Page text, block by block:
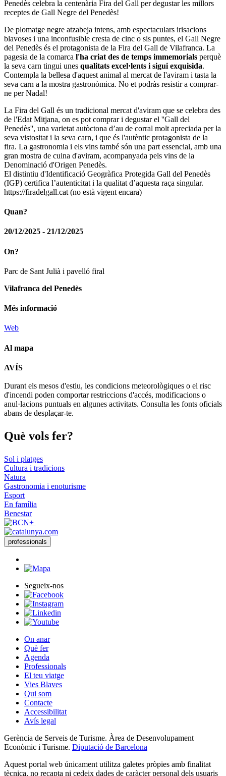
Penedès celebra la centenària Fira del Gall per degustar les millors
receptes de Gall Negre del Penedès!
De plomatge negre atzabeja intens, amb espectaculars irisacions
blavoses i una inconfusible cresta de cinc o sis puntes, el Gall Negre
del Penedès és el protagonista de la Fira del Gall de Vilafranca. La
pagesia de la comarca l'ha criat des de temps immemorials perquè
la seva carn tingui unes qualitats excel·lents i sigui exquisida.
Contempla la bellesa d'aquest animal al mercat de l'aviram i tasta la
seva carn a la mostra gastronòmica. No et podràs resistir a comprar-
ne per Nadal!
La Fira del Gall és un tradicional mercat d'aviram que se celebra des
de l'Edat Mitjana, on es pot comprar i degustar el ''Gall del
Penedès'', una varietat autòctona d’au de corral molt apreciada per la
seva vistositat i la seva carn, i que és l'autèntic protagonista de la
fira. La gastronomia i els vins també són una part essencial, amb una
gran mostra de cuina d'aviram, acompanyada pels vins de la
Denominació d'Origen Penedès.
El distintiu d'Identificació Geogràfica Protegida Gall del Penedès
(IGP) certifica l’autenticitat i la qualitat d’aquesta raça singular.
https://firadelgall.cat (no està vigent encara)
Quan?
20/12/2025 - 21/12/2025
On?
Parc de Sant Julià i pavelló firal
Vilafranca del Penedès
Més informació
Web
Al mapa
−
AVÍS
Durant els mesos d'estiu, les condicions meteorològiques o el risc
d'incendi poden comportar restriccions d'accés, modificacions o
anul·lacions puntuals en algunes activitats. Consulta les fonts oficials
abans de desplaçar-te.
Què vols fer?
Sol i platges
Cultura i tradicions
Natura
Gastronomia i enoturisme
Esport
En família
Benestar
professionals
Segueix-nos
On anar
Què fer
Agenda
Professionals
El teu viatge
Vies Blaves
Qui som
Contacte
Accessibilitat
Avís legal
Gerència de Serveis de Turisme. Àrea de Desenvolupament
Econòmic i Turisme. Diputació de Barcelona
Aquest portal web únicament utilitza galetes pròpies amb finalitat
tècnica, no recapta ni cedeix dades de caràcter personal dels usuaris